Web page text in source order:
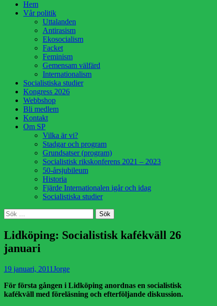
HoppaHem
Vår politik
Uttalanden
Antirasism
Ekosocialism
Facket
Feminism
Gemensam välfärd
Internationalism
Socialistiska studier
Kongress 2026
Webbshop
Bli medlem
Kontakt
Om SP
Vilka är vi?
Stadgar och program
Grundsatser (program)
Socialistisk rikskonferens 2021 – 2023
50-årsjubileum
Historia
Fjärde Internationalen igår och idag
Socialistiska studier
Sök
Sök
efter:
Lidköping: Socialistisk kafékväll 26
januari
Publicerad
19 januari, 2011 Författare
Jorge
För första gången i Lidköping anordnas en socialistisk
kafékväll med föreläsning och efterföljande diskussion.